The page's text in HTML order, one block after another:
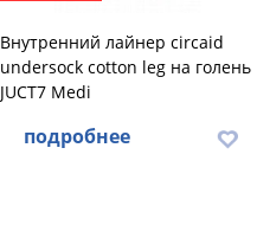
Внутренний лайнер circaid
undersock cotton leg на голень
JUCT7 Medi
подробнее